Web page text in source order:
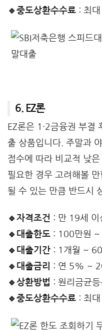
🔹중도상환수수료 : 최
6. EZ론
EZ론은 1·2금융권 부결
출 상품입니다. 주말과
점수에 따라 비교적 낮
필요한 경우 고려해볼
될 수 있는 만큼 반드시
🔹자격조건 : 만 19세 이
🔹대출한도 : 100만원
🔹대출기간 : 1개월 ~
🔹대출금리
: 연 5% ~
🔹상환방법 : 원리금균
🔹중도상환수수료 : 최